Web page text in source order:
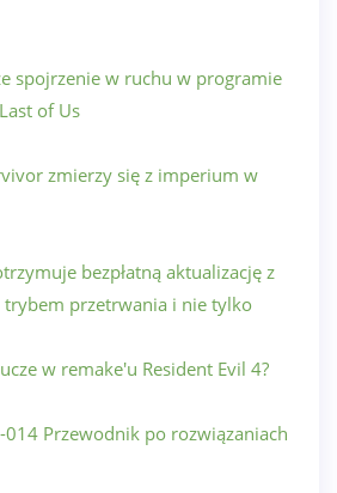
spojrzenie w ruchu w programie
of Us
zmierzy się z imperium w
bezpłatną aktualizację z
przetrwania i nie tylko
w remake'u Resident Evil 4?
Przewodnik po rozwiązaniach